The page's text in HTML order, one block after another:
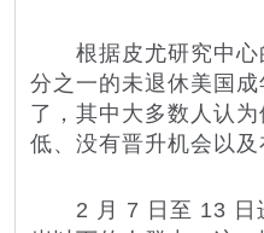
根据皮尤研究中心
分之一的未退休美国
了，其中大多数人认
低、没有晋升机会以及
2 月 7 日至 13 日